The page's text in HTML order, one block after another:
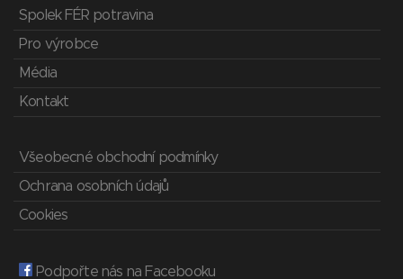
Spolek FÉR potravina
Pro výrobce
Média
Kontakt
Všeobecné obchodní podmínky
Ochrana osobních údajů
Cookies
Podpořte nás na Facebooku